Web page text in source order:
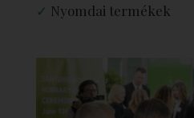
✓ Nyomdai termékek